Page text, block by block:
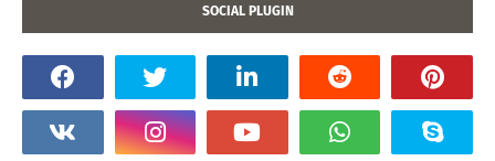
SOCIAL PLUGIN